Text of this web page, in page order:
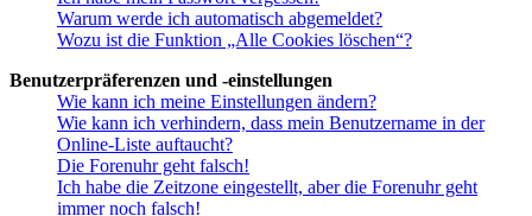
Warum werde ich automatisch abgemeldet?
Wozu ist die Funktion „Alle Cookies löschen“?
Benutzerpräferenzen und -einstellungen
Wie kann ich meine Einstellungen ändern?
Wie kann ich verhindern, dass mein Benutzername in der
Online-Liste auftaucht?
Die Forenuhr geht falsch!
Ich habe die Zeitzone eingestellt, aber die Forenuhr geht
immer noch falsch!